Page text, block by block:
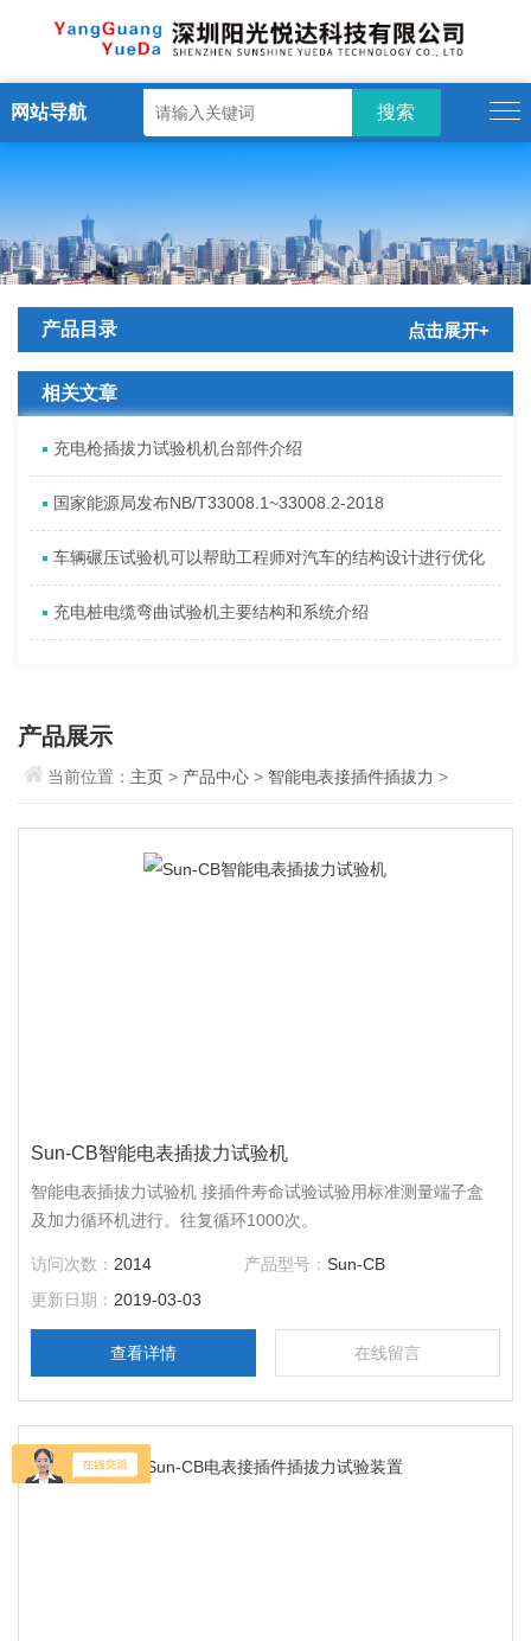
网站导航
产品目录 点击展开+
相关文章
充电枪插拔力试验机机台部件介绍
国家能源局发布NB/T33008.1~33008.2-2018
车辆碾压试验机可以帮助工程师对汽车的结构设计进行优化
充电桩电缆弯曲试验机主要结构和系统介绍
产品展示
当前位置： 主页> 产品中心> 智能电表接插件插拔力 >
Sun-CB智能电表插拔力试验机
智能电表插拔力试验机 接插件寿命试验试验用标准测量端子盒
及加力循环机进行。往复循环1000次。
访问次数： 2014 产品型号：Sun-CB
更新日期： 2019-03-03
查看详情 在线留言